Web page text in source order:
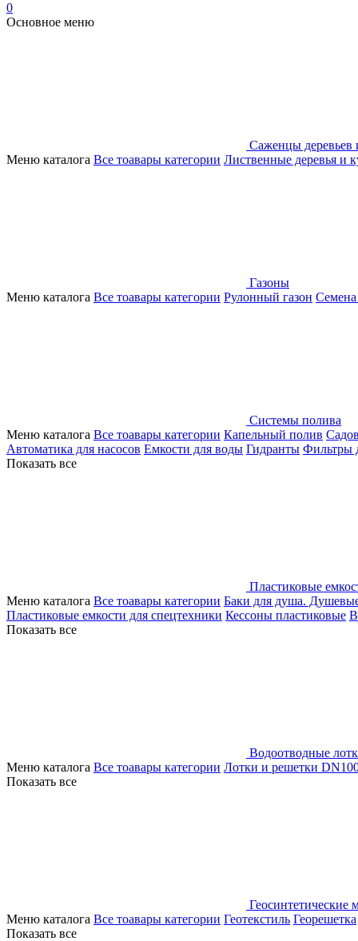
0
Основное меню
Саженцы деревьев
Меню каталога Все тоавары категории Лиственные деревья и
Газоны
Меню каталога Все тоавары категории Рулонный газон Семена
Системы полива
Меню каталога Все тоавары категории Капельный полив
Автоматика для насосов Емкости для воды Гидранты Фильтры
Показать все
Пластиковые
Меню каталога Все тоавары категории Баки для душа.
Пластиковые емкости для спецтехники Кессоны пластиковые
Показать все
Водоотводные
Меню каталога Все тоавары категории Лотки и решетки
Показать все
Геосинтетические
Меню каталога Все тоавары категории Геотекстиль Георешетка
Показать все